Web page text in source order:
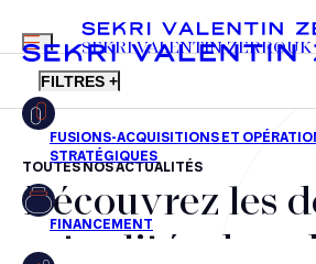
FR EN
MENU
SEKRI VALENTIN ZERROUK
FILTRES +
Fusions-acquisitions et opérations
TOUTES NOS ACTUALITÉS
Découvrez les
actualités du